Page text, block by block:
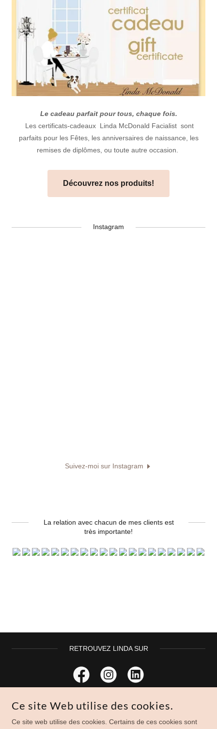
Le cadeau parfait pour tous, chaque fois.
Les certificats-cadeaux Linda McDonald Facialist sont
parfaits pour les Fêtes, les anniversaires de naissance, les
remises de diplômes, ou toute autre occasion.
Découvrez nos produits!
Instagram
Suivez-moi sur Instagram
La relation avec chacun de mes clients est
très importante!
RETROUVEZ LINDA SUR
Ce site Web utilise des cookies.
Ce site web utilise des cookies. Certains de ces cookies sont